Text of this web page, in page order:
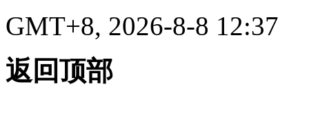
GMT+8, 2026-8-8 12:37
返回顶部